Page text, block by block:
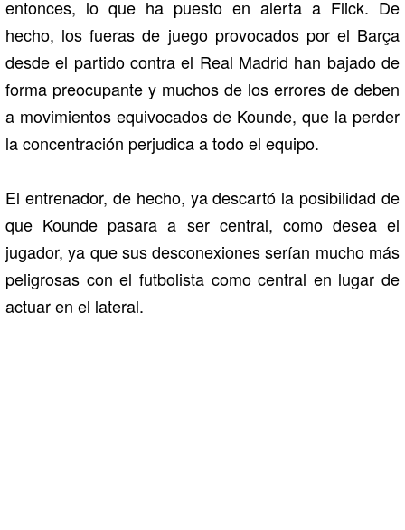
entonces, lo que ha puesto en alerta a Flick. De
hecho, los fueras de juego provocados por el Barça
desde el partido contra el Real Madrid han bajado de
forma preocupante y muchos de los errores de deben
a movimientos equivocados de Kounde, que la perder
la concentración perjudica a todo el equipo.
El entrenador, de hecho, ya descartó la posibilidad de
que Kounde pasara a ser central, como desea el
jugador, ya que sus desconexiones serían mucho más
peligrosas con el futbolista como central en lugar de
actuar en el lateral.